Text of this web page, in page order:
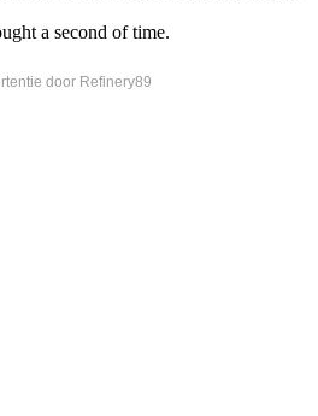
a second of time.
door Refinery89